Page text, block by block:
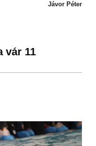
Jávor Péter
vár 11